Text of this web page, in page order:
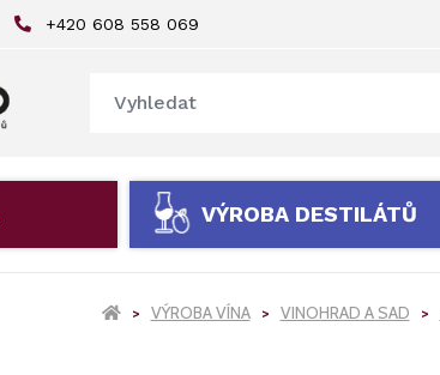
+420 608 558 069
VÝROBA DESTILÁTŮ
VÝROBA VÍNA VINOHRAD A SAD